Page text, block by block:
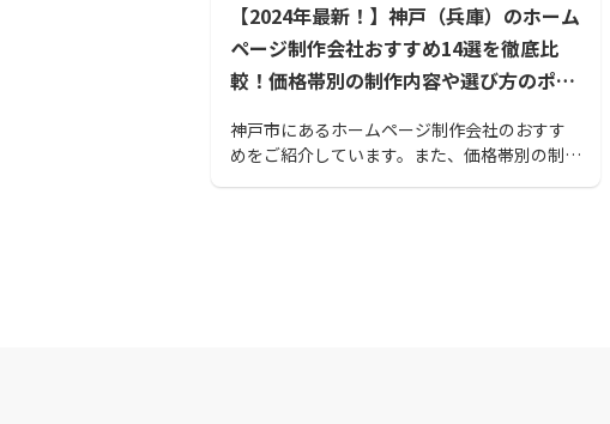
【2024年最新！】神戸（兵庫）のホーム
ページ制作会社おすすめ14選を徹底比
較！価格帯別の制作内容や選び方のポイ
神戸市にあるホームページ制作会社のおすす
めをご紹介しています。また、価格帯別の制作